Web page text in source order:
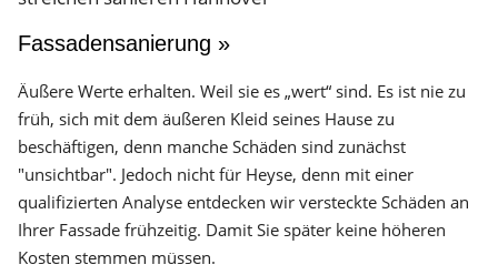
Fassadensanierung »
Äußere Werte erhalten. Weil sie es „wert“ sind. Es ist nie zu
früh, sich mit dem äußeren Kleid seines Hause zu
beschäftigen, denn manche Schäden sind zunächst
"unsichtbar". Jedoch nicht für Heyse, denn mit einer
qualifizierten Analyse entdecken wir versteckte Schäden an
Ihrer Fassade frühzeitig. Damit Sie später keine höheren
Kosten stemmen müssen.